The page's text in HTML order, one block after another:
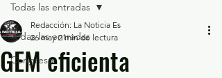
Todas las entradas
Congreso
Todas las entradas
GEM eficienta
Redacción: La Noticia Es
26 may 2 min de lectura